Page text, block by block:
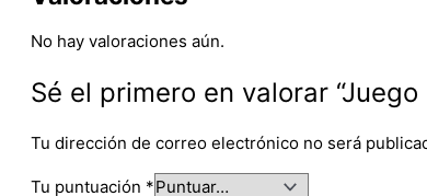
No hay valoraciones aún.
Sé el primero en valorar
Tu dirección de correo electrónico no será
Tu puntuación *